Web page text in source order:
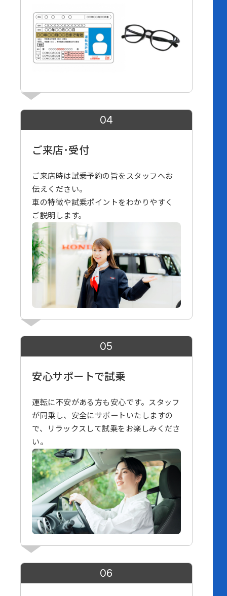
04
ご来店･受付
ご来店時は試乗予約の旨をスタッフへお
伝えください。
車の特徴や試乗ポイントをわかりやすく
ご説明します。
05
安心サポートで試乗
運転に不安がある方も安心です。スタッフ
が同乗し、安全にサポートいたしますの
で、リラックスして試乗をお楽しみくださ
い。
06